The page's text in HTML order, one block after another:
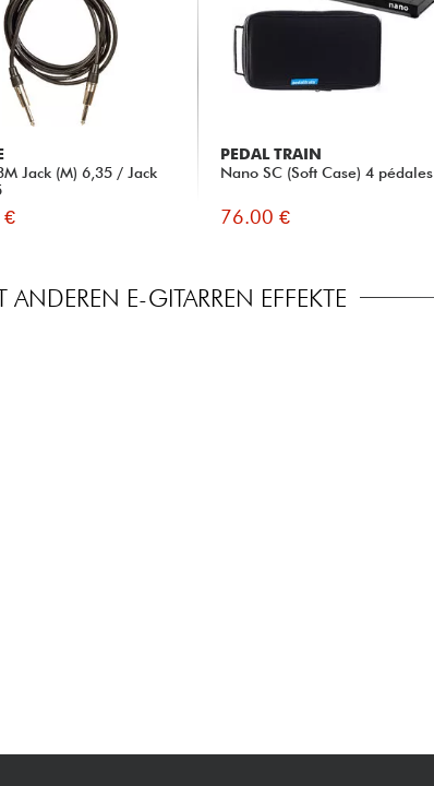
Jack (M) 6,35 / Jack
€
PEDAL TRAIN
Nano SC (Soft Case) 4 pédales
76.00 €
ANDEREN E-GITARREN EFFEKTE